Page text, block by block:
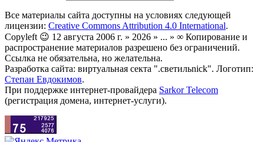
Все материалы сайта доступны на условиях следующей
лицензии: Creative Commons Attribution 4.0 International.
Copyleft 😉 12 августа 2006 г. » 2026 » ... » ∞ Копирование и
распространение материалов разрешено без ограничений.
Ссылка не обязательна, но желательна.
Разработка сайта: виртуальная секта ".светильnick". Логотип:
Степан Евдокимов.
При поддержке интернет-провайдера Sarkor Telecom
(регистрация домена, интернет-услуги).